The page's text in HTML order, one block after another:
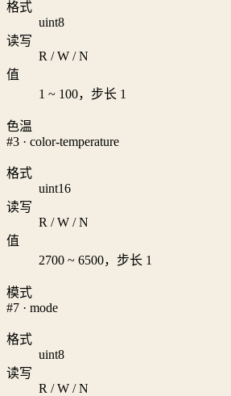
格式
uint8
读写
R / W / N
值
1 ~ 100，步长 1
色温
#3 · color-temperature
格式
uint16
读写
R / W / N
值
2700 ~ 6500，步长 1
模式
#7 · mode
格式
uint8
读写
R / W / N